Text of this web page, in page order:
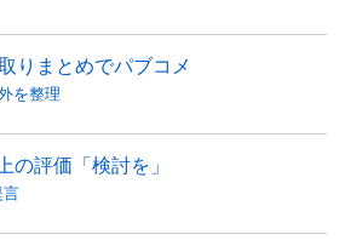
りまとめでパブコメ
を整理
の評価「検討を」
言